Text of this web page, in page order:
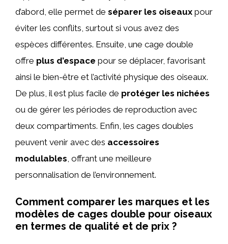
d’abord, elle permet de séparer les oiseaux pour
éviter les conflits, surtout si vous avez des
espèces différentes. Ensuite, une cage double
offre plus d’espace pour se déplacer, favorisant
ainsi le bien-être et l’activité physique des oiseaux.
De plus, il est plus facile de protéger les nichées
ou de gérer les périodes de reproduction avec
deux compartiments. Enfin, les cages doubles
peuvent venir avec des accessoires
modulables , offrant une meilleure
personnalisation de l’environnement.
Comment comparer les marques et les
modèles de cages double pour oiseaux
en termes de qualité et de prix ?